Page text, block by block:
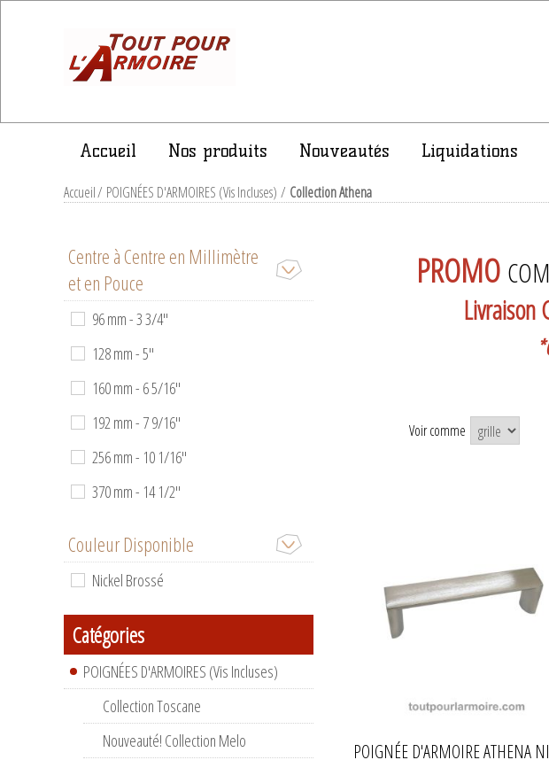
Accueil Nos produits Nouveautés Liquidations
Accueil/ POIGNÉES D'ARMOIRES (Vis Incluses) / Collection Athena
PROMO
Livraison
Voir comme
POIGNÉE D'ARMOIRE ATHENA
Centre à Centre en Millimètre
et en Pouce
96 mm - 3 3/4''
128 mm - 5''
160 mm - 6 5/16''
192 mm - 7 9/16''
256 mm - 10 1/16''
370 mm - 14 1/2''
Couleur Disponible
Nickel Brossé
Catégories
POIGNÉES D'ARMOIRES (Vis Incluses)
Collection Toscane
Nouveauté! Collection Melo